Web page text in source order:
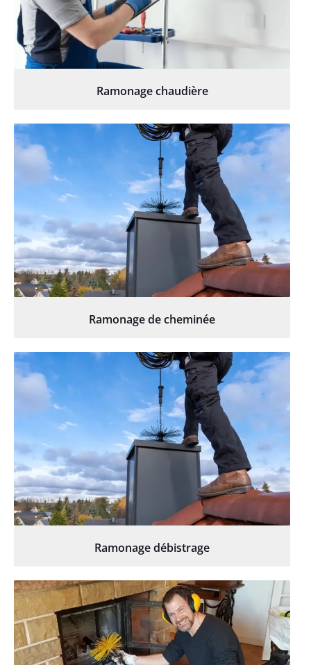
Ramonage chaudière
Ramonage de cheminée
Ramonage débistrage